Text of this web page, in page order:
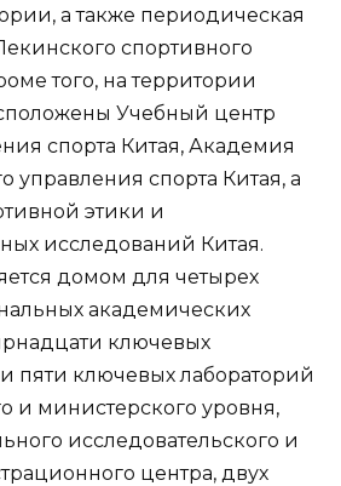
а также периодическая
спортивного
того, на территории
Учебный центр
спорта Китая, Академия
управления спорта Китая, а
этики и
исследований Китая.
домом для четырех
академических
ключевых
пяти ключевых лабораторий
и министерского уровня,
исследовательского и
центра, двух